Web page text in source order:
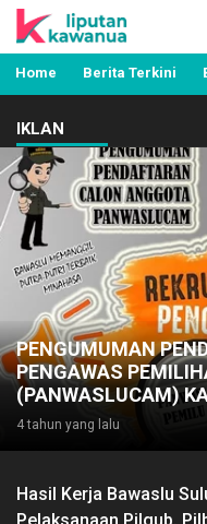
Liputan Kawanua
Berita Manado,
Pemerintahan,
Home Berita Terkini
IKLAN
PENGUMUMAN
PENGAWAS
(PANWASLUCAM)
4 tahun yang lalu
Hasil Kerja Bawaslu